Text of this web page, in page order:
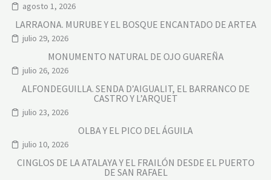
agosto 1, 2026
LARRAONA. MURUBE Y EL BOSQUE ENCANTADO DE ARTEA
julio 29, 2026
MONUMENTO NATURAL DE OJO GUAREÑA
julio 26, 2026
ALFONDEGUILLA. SENDA D’AIGUALIT, EL BARRANCO DE
CASTRO Y L’ARQUET
julio 23, 2026
OLBA Y EL PICO DEL ÁGUILA
julio 10, 2026
CINGLOS DE LA ATALAYA Y EL FRAILÓN DESDE EL PUERTO
DE SAN RAFAEL